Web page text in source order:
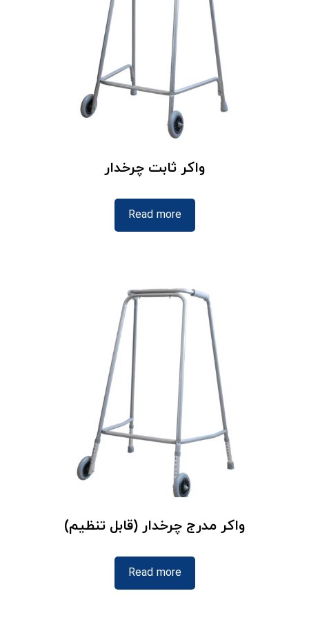
واکر ثابت چرخدار
Read more
واکر مدرج چرخدار (قابل تنظیم)
Read more